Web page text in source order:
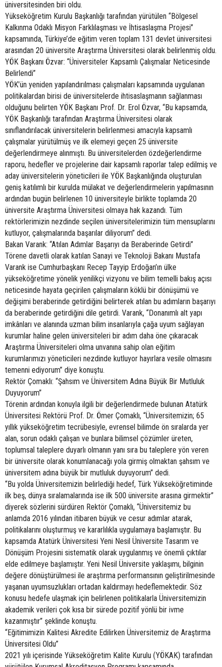
üniversitesinden biri oldu.
Yükseköğretim Kurulu Başkanlığı tarafından yürütülen “Bölgesel
Kalkınma Odaklı Misyon Farklılaşması ve İhtisaslaşma Projesi”
kapsamında, Türkiye’de eğitim veren toplam 131 devlet üniversitesi
arasından 20 üniversite Araştırma Üniversitesi olarak belirlenmiş oldu.
YÖK Başkanı Özvar: “Üniversiteler Kapsamlı Çalışmalar Neticesinde
Belirlendi”
YÖK’ün yeniden yapılandırılması çalışmaları kapsamında uygulanan
politikalardan birisi de üniversitelerde ihtisaslaşmanın sağlanması
olduğunu belirten YÖK Başkanı Prof. Dr. Erol Özvar, “Bu kapsamda,
YÖK Başkanlığı tarafından Araştırma Üniversitesi olarak
sınıflandırılacak üniversitelerin belirlenmesi amacıyla kapsamlı
çalışmalar yürütülmüş ve ilk elemeyi geçen 25 üniversite
değerlendirmeye alınmıştı. Bu üniversitelerden özdeğerlendirme
raporu, hedefler ve projelerine dair kapsamlı raporlar talep edilmiş ve
aday üniversitelerin yöneticileri ile YÖK Başkanlığında oluşturulan
geniş katılımlı bir kurulda mülakat ve değerlendirmelerin yapılmasının
ardından bugün belirlenen 10 üniversiteyle birlikte toplamda 20
üniversite Araştırma Üniversitesi olmaya hak kazandı. Tüm
rektörlerimizin nezdinde seçilen üniversitelerimizin tüm mensuplarını
kutluyor, çalışmalarında başarılar diliyorum” dedi.
Bakan Varank: “Atılan Adımlar Başarıyı da Beraberinde Getirdi”
Törene davetli olarak katılan Sanayi ve Teknoloji Bakanı Mustafa
Varank ise Cumhurbaşkanı Recep Tayyip Erdoğan’ın ülke
yükseköğretime yönelik yenilikçi vizyonu ve bilim temelli bakış açısı
neticesinde hayata geçirilen çalışmaların köklü bir dönüşümü ve
değişimi beraberinde getirdiğini belirterek atılan bu adımların başarıyı
da beraberinde getirdiğini dile getirdi. Varank, “Donanımlı alt yapı
imkânları ve alanında uzman bilim insanlarıyla çağa uyum sağlayan
kurumlar haline gelen üniversiteleri bir adım daha öne çıkaracak
Araştırma Üniversiteleri olma unvanına sahip olan eğitim
kurumlarımızı yöneticileri nezdinde kutluyor hayırlara vesile olmasını
temenni ediyorum” diye konuştu.
Rektör Çomaklı: “Şahsım ve Üniversitem Adına Büyük Bir Mutluluk
Duyuyorum”
Törenin ardından konuyla ilgili bir değerlendirmede bulunan Atatürk
Üniversitesi Rektörü Prof. Dr. Ömer Çomaklı, “Üniversitemizin; 65
yıllık yükseköğretim tecrübesiyle, evrensel bilimde ön sıralarda yer
alan, sorun odaklı çalışan ve bunlara bilimsel çözümler üreten,
toplumsal taleplere duyarlı olmanın yanı sıra bu taleplere yön veren
bir üniversite olarak konumlanacağı yola girmiş olmaktan şahsım ve
üniversitem adına büyük bir mutluluk duyuyorum” dedi.
“Bu yolda Üniversitemizin belirlediği hedef, Türk Yükseköğretiminde
ilk beş, dünya sıralamalarında ise ilk 500 üniversite arasına girmektir”
diyerek sözlerini sürdüren Rektör Çomaklı, “Üniversitemiz bu
anlamda 2016 yılından itibaren büyük ve cesur adımlar atarak,
politikalarını oluşturmuş ve kararlılıkla uygulamaya başlamıştır. Bu
kapsamda Atatürk Üniversitesi Yeni Nesil Üniversite Tasarım ve
Dönüşüm Projesini sistematik olarak uygulanmış ve önemli çıktılar
elde edilmeye başlamıştır. Yeni Nesil Üniversite yaklaşımı, bilginin
değere dönüştürülmesi ile araştırma performansının geliştirilmesinde
yaşanan uyumsuzlukları ortadan kaldırmayı hedeflemektedir. Söz
konusu hedefe ulaşmak için belirlenen politikalarla Üniversitemizin
akademik verileri çok kısa bir sürede pozitif yönlü bir ivme
kazanmıştır” şeklinde konuştu.
“Eğitimimizin Kalitesi Akredite Edilirken Üniversitemiz de Araştırma
Üniversitesi Oldu”
2021 yılı içerisinde Yükseköğretim Kalite Kurulu (YÖKAK) tarafından